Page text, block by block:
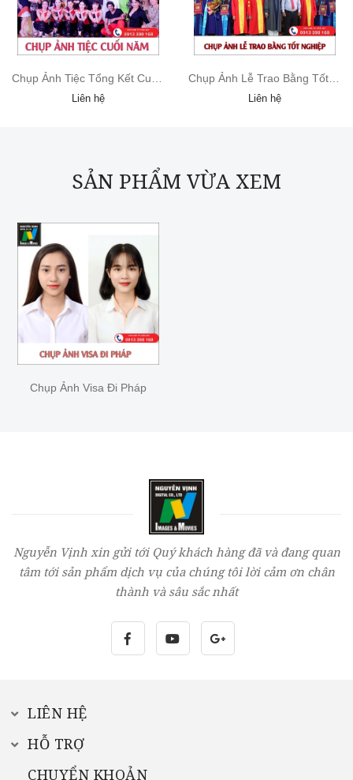
Liên hệ Liên hệ
SẢN PHẨM VỪA XEM
Chụp Ảnh Visa Đi Pháp
Nguyễn Vịnh xin gửi tới Quý khách hàng đã và đang quan
tâm tới sản phẩm dịch vụ của chúng tôi lời cảm ơn chân
thành và sâu sắc nhất
LIÊN HỆ
HỖ TRỢ
CHUYỂN KHOẢN